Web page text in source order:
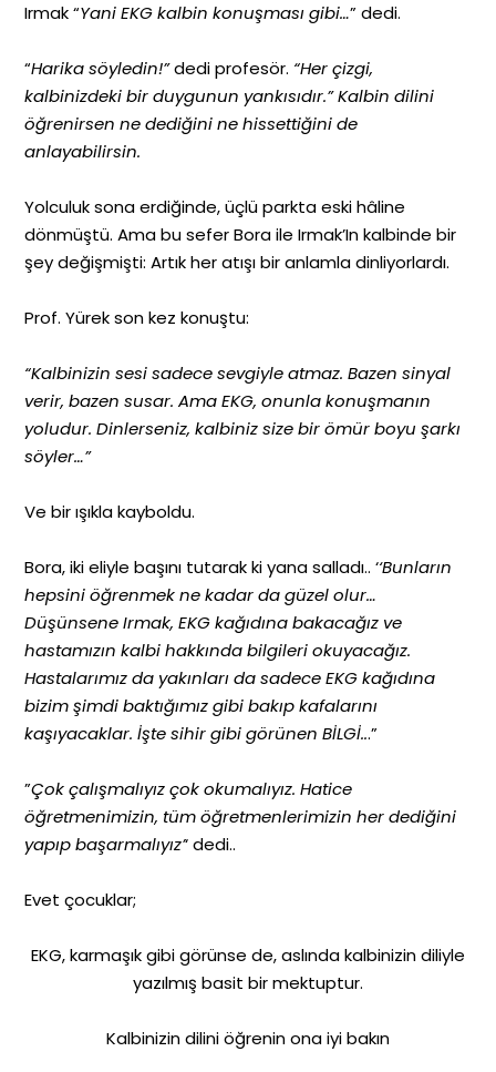
Irmak “Yani EKG kalbin konuşması gibi…” dedi.
“Harika söyledin!”dedi profesör. “Her çizgi,
kalbinizdeki bir duygunun yankısıdır.”Kalbin dilini
öğrenirsen ne dediğini ne hissettiğini de
anlayabilirsin.
Yolculuk sona erdiğinde, üçlü parkta eski hâline
dönmüştü. Ama bu sefer Bora ile Irmak’In kalbinde bir
şey değişmişti: Artık her atışı bir anlamla dinliyorlardı.
Prof. Yürek son kez konuştu:
“Kalbinizin sesi sadece sevgiyle atmaz. Bazen sinyal
verir, bazen susar. Ama EKG, onunla konuşmanın
yoludur. Dinlerseniz, kalbiniz size bir ömür boyu şarkı
söyler…”
Ve bir ışıkla kayboldu.
Bora, iki eliyle başını tutarak ki yana salladı.. ‘‘Bunların
hepsini öğrenmek ne kadar da güzel olur…
Düşünsene Irmak, EKG kağıdına bakacağız ve
hastamızın kalbi hakkında bilgileri okuyacağız.
Hastalarımız da yakınları da sadece EKG kağıdına
bizim şimdi baktığımız gibi bakıp kafalarını
kaşıyacaklar. İşte sihir gibi görünen BİLGİ...”
”Çok çalışmalıyız çok okumalıyız. Hatice
öğretmenimizin, tüm öğretmenlerimizin her dediğini
yapıp başarmalıyız’‘ dedi..
Evet çocuklar;
EKG, karmaşık gibi görünse de, aslında kalbinizin diliyle
yazılmış basit bir mektuptur.
Kalbinizin dilini öğrenin ona iyi bakın